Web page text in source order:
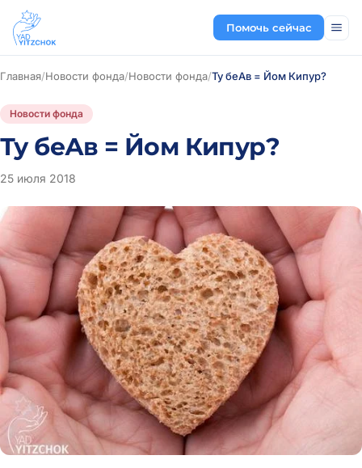
Помочь сейчас
Главная/Новости фонда/Новости фонда/Ту беАв = Йом Кипур?
Новости фонда
Ту беАв = Йом Кипур?
25 июля 2018